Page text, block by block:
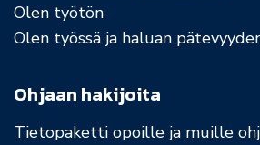
Olen työtön
Olen työssä ja haluan
Ohjaan hakijoita
Tietopaketti opoille ja muille